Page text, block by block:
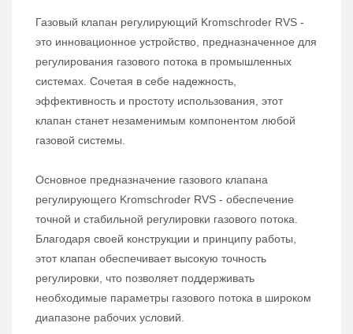
Газовый клапан регулирующий Kromschroder RVS -
это инновационное устройство, предназначенное для
регулирования газового потока в промышленных
системах. Сочетая в себе надежность,
эффективность и простоту использования, этот
клапан станет незаменимым компонентом любой
газовой системы.
Основное предназначение газового клапана
регулирующего Kromschroder RVS - обеспечение
точной и стабильной регулировки газового потока.
Благодаря своей конструкции и принципу работы,
этот клапан обеспечивает высокую точность
регулировки, что позволяет поддерживать
необходимые параметры газового потока в широком
диапазоне рабочих условий.